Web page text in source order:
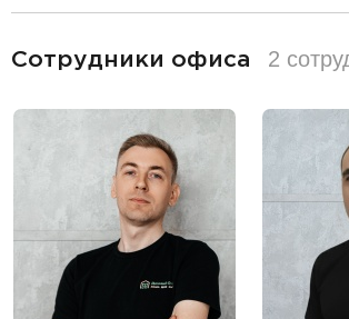
Сотрудники офиса 2